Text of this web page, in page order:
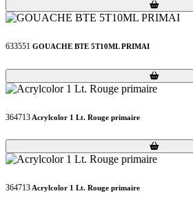
Loading...
Loading...
633551 GOUACHE BTE 5T10ML PRIMAI
Loading...
Loading...
364713 Acrylcolor 1 Lt. Rouge primaire
Loading...
Loading...
364713Acrylcolor 1 Lt. Rouge primaire